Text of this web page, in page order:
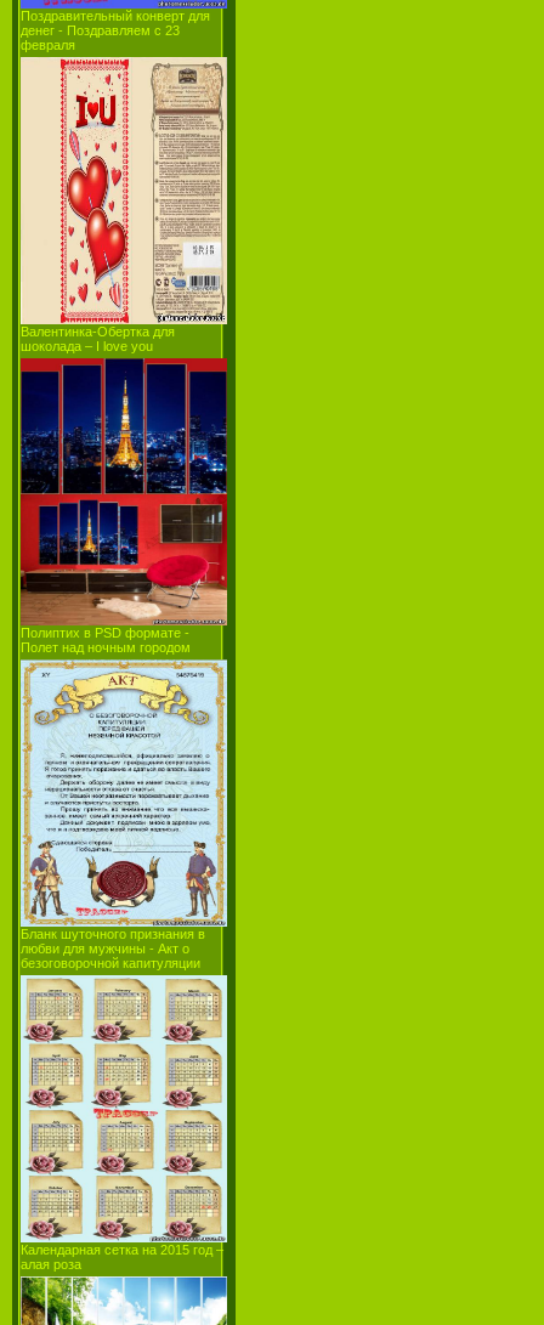
Поздравительный конверт для
денег - Поздравляем с 23
февраля
Валентинка-Обертка для
шоколада – I love you
Полиптих в PSD формате -
Полет над ночным городом
Бланк шуточного признания в
любви для мужчины - Акт о
безоговорочной капитуляции
Календарная сетка на 2015 год –
алая роза